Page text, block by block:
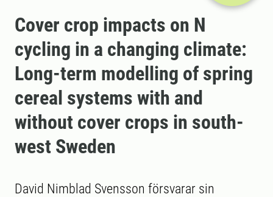
Cover crop impacts on N
cycling in a changing climate:
Long-term modelling of spring
cereal systems with and
without cover crops in south-
west Sweden
David Nimblad Svensson försvarar sin